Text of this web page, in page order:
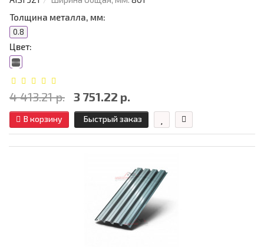
Толщина металла, мм:
0.8
Цвет:
4 413.21 р. 3 751.22 р.
В корзину Быстрый заказ